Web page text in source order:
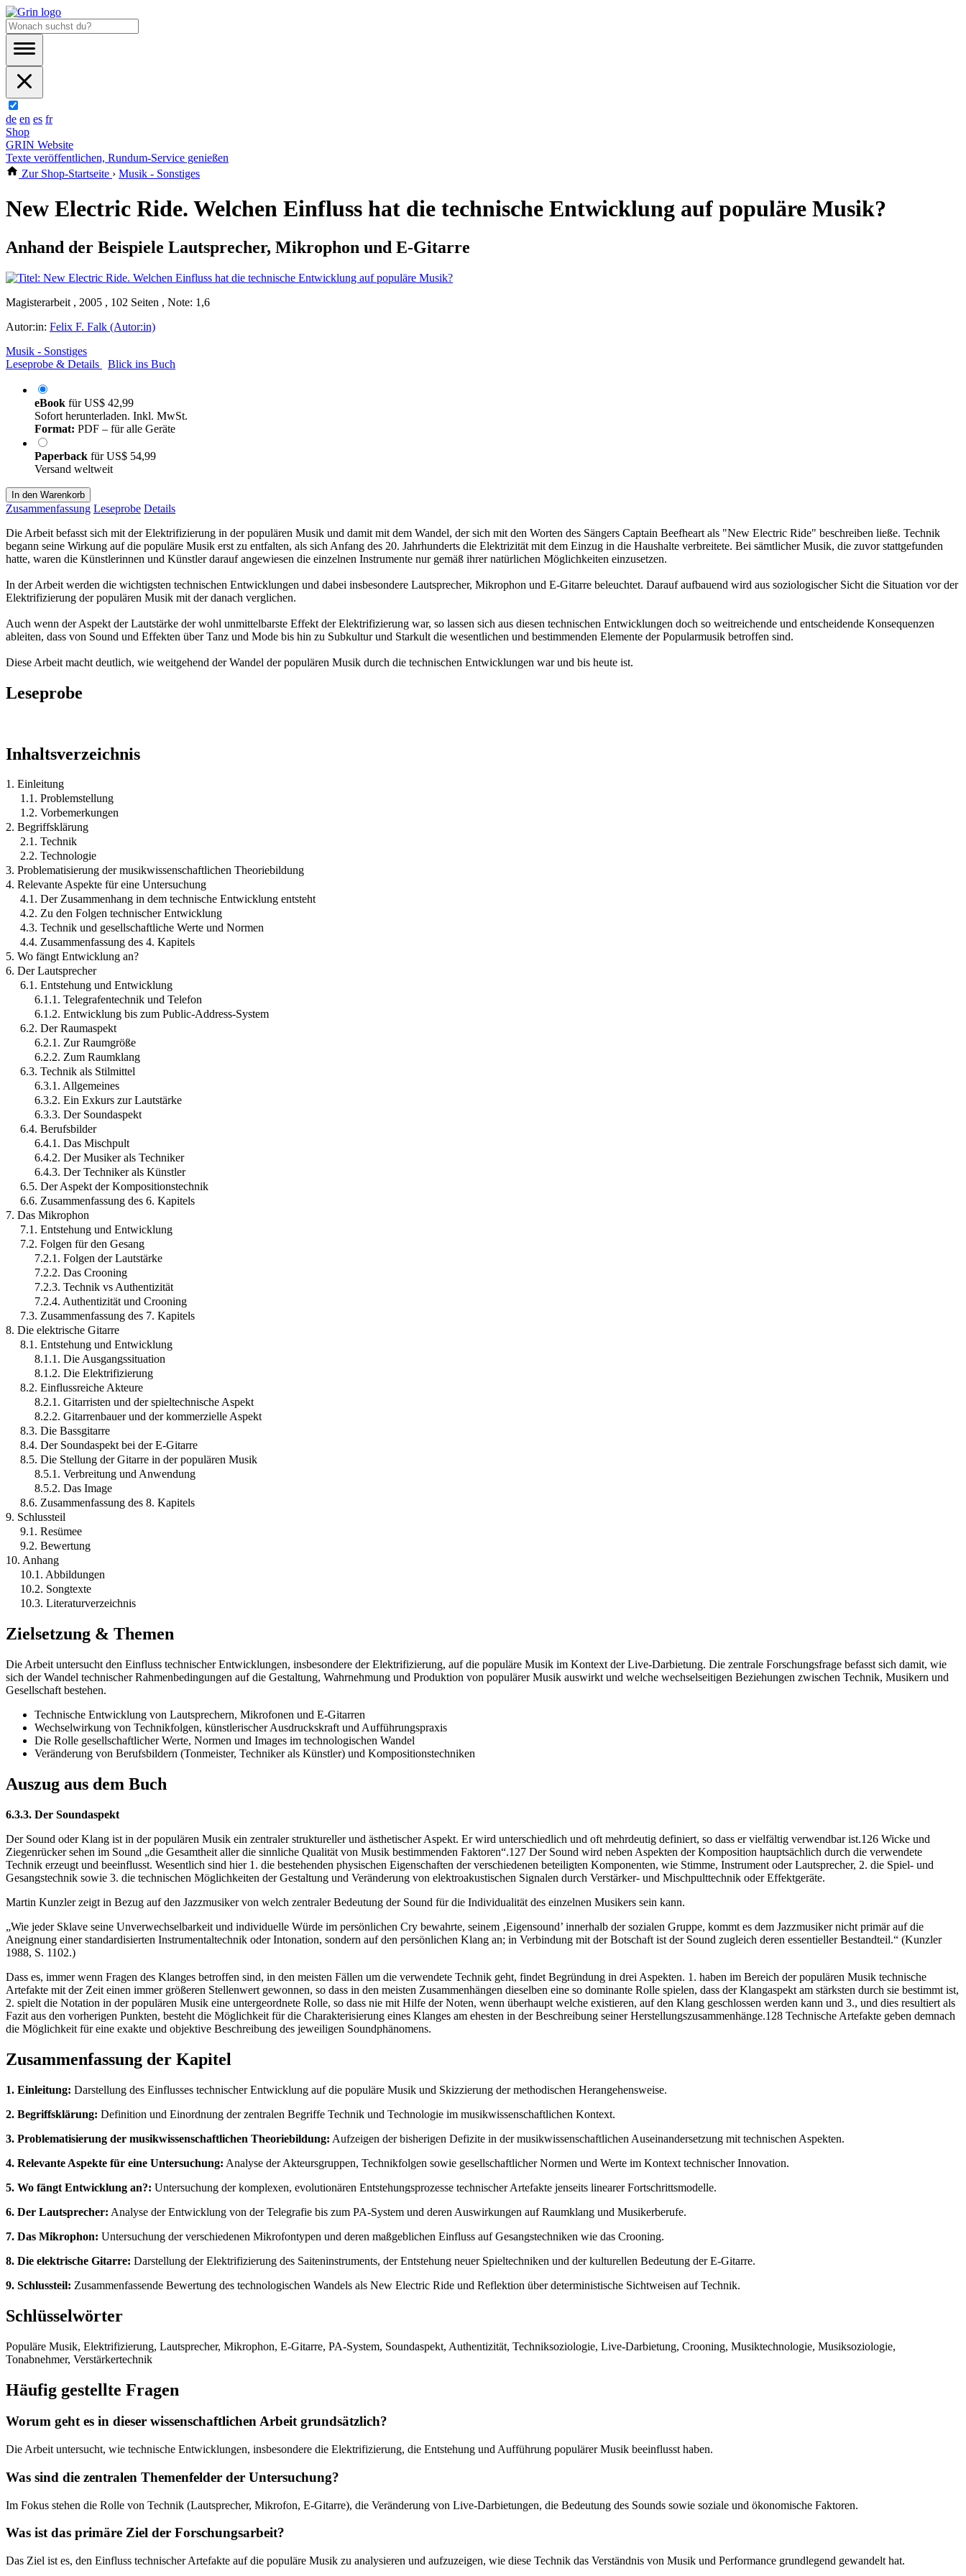
de en es fr
Shop
GRIN Website
Texte veröffentlichen, Rundum-Service genießen
Zur Shop-Startseite › Musik - Sonstiges
New Electric Ride. Welchen Einfluss hat die technische Entwicklung auf populäre Musik?
Anhand der Beispiele Lautsprecher, Mikrophon und E-Gitarre
Magisterarbeit , 2005 , 102 Seiten , Note: 1,6
Autor:in: Felix F. Falk (Autor:in)
Musik - Sonstiges
Leseprobe & Details
Blick ins Buch
eBook fürUS$ 42,99
Sofort herunterladen. Inkl. MwSt.
Format: PDF – für alle Geräte
Paperback fürUS$ 54,99
Versand weltweit
In den Warenkorb
Zusammenfassung Leseprobe Details
Die Arbeit befasst sich mit der Elektrifizierung in der populären Musik und damit mit dem Wandel, der sich mit den Worten des Sängers Captain Beefheart als "New Electric Ride" beschreiben ließe. Technik
begann seine Wirkung auf die populäre Musik erst zu entfalten, als sich Anfang des 20. Jahrhunderts die Elektrizität mit dem Einzug in die Haushalte verbreitete. Bei sämtlicher Musik, die zuvor stattgefunden
hatte, waren die Künstlerinnen und Künstler darauf angewiesen die einzelnen Instrumente nur gemäß ihrer natürlichen Möglichkeiten einzusetzen.
In der Arbeit werden die wichtigsten technischen Entwicklungen und dabei insbesondere Lautsprecher, Mikrophon und E-Gitarre beleuchtet. Darauf aufbauend wird aus soziologischer Sicht die Situation vor der
Elektrifizierung der populären Musik mit der danach verglichen.
Auch wenn der Aspekt der Lautstärke der wohl unmittelbarste Effekt der Elektrifizierung war, so lassen sich aus diesen technischen Entwicklungen doch so weitreichende und entscheidende Konsequenzen
ableiten, dass von Sound und Effekten über Tanz und Mode bis hin zu Subkultur und Starkult die wesentlichen und bestimmenden Elemente der Popularmusik betroffen sind.
Diese Arbeit macht deutlich, wie weitgehend der Wandel der populären Musik durch die technischen Entwicklungen war und bis heute ist.
Leseprobe
Inhaltsverzeichnis
1. Einleitung
1.1. Problemstellung
1.2. Vorbemerkungen
2. Begriffsklärung
2.1. Technik
2.2. Technologie
3. Problematisierung der musikwissenschaftlichen Theoriebildung
4. Relevante Aspekte für eine Untersuchung
4.1. Der Zusammenhang in dem technische Entwicklung entsteht
4.2. Zu den Folgen technischer Entwicklung
4.3. Technik und gesellschaftliche Werte und Normen
4.4. Zusammenfassung des 4. Kapitels
5. Wo fängt Entwicklung an?
6. Der Lautsprecher
6.1. Entstehung und Entwicklung
6.1.1. Telegrafentechnik und Telefon
6.1.2. Entwicklung bis zum Public-Address-System
6.2. Der Raumaspekt
6.2.1. Zur Raumgröße
6.2.2. Zum Raumklang
6.3. Technik als Stilmittel
6.3.1. Allgemeines
6.3.2. Ein Exkurs zur Lautstärke
6.3.3. Der Soundaspekt
6.4. Berufsbilder
6.4.1. Das Mischpult
6.4.2. Der Musiker als Techniker
6.4.3. Der Techniker als Künstler
6.5. Der Aspekt der Kompositionstechnik
6.6. Zusammenfassung des 6. Kapitels
7. Das Mikrophon
7.1. Entstehung und Entwicklung
7.2. Folgen für den Gesang
7.2.1. Folgen der Lautstärke
7.2.2. Das Crooning
7.2.3. Technik vs Authentizität
7.2.4. Authentizität und Crooning
7.3. Zusammenfassung des 7. Kapitels
8. Die elektrische Gitarre
8.1. Entstehung und Entwicklung
8.1.1. Die Ausgangssituation
8.1.2. Die Elektrifizierung
8.2. Einflussreiche Akteure
8.2.1. Gitarristen und der spieltechnische Aspekt
8.2.2. Gitarrenbauer und der kommerzielle Aspekt
8.3. Die Bassgitarre
8.4. Der Soundaspekt bei der E-Gitarre
8.5. Die Stellung der Gitarre in der populären Musik
8.5.1. Verbreitung und Anwendung
8.5.2. Das Image
8.6. Zusammenfassung des 8. Kapitels
9. Schlussteil
9.1. Resümee
9.2. Bewertung
10. Anhang
10.1. Abbildungen
10.2. Songtexte
10.3. Literaturverzeichnis
Zielsetzung & Themen
Die Arbeit untersucht den Einfluss technischer Entwicklungen, insbesondere der Elektrifizierung, auf die populäre Musik im Kontext der Live-Darbietung. Die zentrale Forschungsfrage befasst sich damit, wie
sich der Wandel technischer Rahmenbedingungen auf die Gestaltung, Wahrnehmung und Produktion von populärer Musik auswirkt und welche wechselseitigen Beziehungen zwischen Technik, Musikern und
Gesellschaft bestehen.
Technische Entwicklung von Lautsprechern, Mikrofonen und E-Gitarren
Wechselwirkung von Technikfolgen, künstlerischer Ausdruckskraft und Aufführungspraxis
Die Rolle gesellschaftlicher Werte, Normen und Images im technologischen Wandel
Veränderung von Berufsbildern (Tonmeister, Techniker als Künstler) und Kompositionstechniken
Auszug aus dem Buch
6.3.3. Der Soundaspekt
Der Sound oder Klang ist in der populären Musik ein zentraler struktureller und ästhetischer Aspekt. Er wird unterschiedlich und oft mehrdeutig definiert, so dass er vielfältig verwendbar ist.126 Wicke und
Ziegenrücker sehen im Sound „die Gesamtheit aller die sinnliche Qualität von Musik bestimmenden Faktoren“.127 Der Sound wird neben Aspekten der Komposition hauptsächlich durch die verwendete
Technik erzeugt und beeinflusst. Wesentlich sind hier 1. die bestehenden physischen Eigenschaften der verschiedenen beteiligten Komponenten, wie Stimme, Instrument oder Lautsprecher, 2. die Spiel- und
Gesangstechnik sowie 3. die technischen Möglichkeiten der Gestaltung und Veränderung von elektroakustischen Signalen durch Verstärker- und Mischpulttechnik oder Effektgeräte.
Martin Kunzler zeigt in Bezug auf den Jazzmusiker von welch zentraler Bedeutung der Sound für die Individualität des einzelnen Musikers sein kann.
„Wie jeder Sklave seine Unverwechselbarkeit und individuelle Würde im persönlichen Cry bewahrte, seinem ‚Eigensound’ innerhalb der sozialen Gruppe, kommt es dem Jazzmusiker nicht primär auf die
Aneignung einer standardisierten Instrumentaltechnik oder Intonation, sondern auf den persönlichen Klang an; in Verbindung mit der Botschaft ist der Sound zugleich deren essentieller Bestandteil.“ (Kunzler
1988, S. 1102.)
Dass es, immer wenn Fragen des Klanges betroffen sind, in den meisten Fällen um die verwendete Technik geht, findet Begründung in drei Aspekten. 1. haben im Bereich der populären Musik technische
Artefakte mit der Zeit einen immer größeren Stellenwert gewonnen, so dass in den meisten Zusammenhängen dieselben eine so dominante Rolle spielen, dass der Klangaspekt am stärksten durch sie bestimmt ist,
2. spielt die Notation in der populären Musik eine untergeordnete Rolle, so dass nie mit Hilfe der Noten, wenn überhaupt welche existieren, auf den Klang geschlossen werden kann und 3., und dies resultiert als
Fazit aus den vorherigen Punkten, besteht die Möglichkeit für die Charakterisierung eines Klanges am ehesten in der Beschreibung seiner Herstellungszusammenhänge.128 Technische Artefakte geben demnach
die Möglichkeit für eine exakte und objektive Beschreibung des jeweiligen Soundphänomens.
Zusammenfassung der Kapitel
1. Einleitung: Darstellung des Einflusses technischer Entwicklung auf die populäre Musik und Skizzierung der methodischen Herangehensweise.
2. Begriffsklärung: Definition und Einordnung der zentralen Begriffe Technik und Technologie im musikwissenschaftlichen Kontext.
3. Problematisierung der musikwissenschaftlichen Theoriebildung: Aufzeigen der bisherigen Defizite in der musikwissenschaftlichen Auseinandersetzung mit technischen Aspekten.
4. Relevante Aspekte für eine Untersuchung: Analyse der Akteursgruppen, Technikfolgen sowie gesellschaftlicher Normen und Werte im Kontext technischer Innovation.
5. Wo fängt Entwicklung an?: Untersuchung der komplexen, evolutionären Entstehungsprozesse technischer Artefakte jenseits linearer Fortschrittsmodelle.
6. Der Lautsprecher: Analyse der Entwicklung von der Telegrafie bis zum PA-System und deren Auswirkungen auf Raumklang und Musikerberufe.
7. Das Mikrophon: Untersuchung der verschiedenen Mikrofontypen und deren maßgeblichen Einfluss auf Gesangstechniken wie das Crooning.
8. Die elektrische Gitarre: Darstellung der Elektrifizierung des Saiteninstruments, der Entstehung neuer Spieltechniken und der kulturellen Bedeutung der E-Gitarre.
9. Schlussteil: Zusammenfassende Bewertung des technologischen Wandels als New Electric Ride und Reflektion über deterministische Sichtweisen auf Technik.
Schlüsselwörter
Populäre Musik, Elektrifizierung, Lautsprecher, Mikrophon, E-Gitarre, PA-System, Soundaspekt, Authentizität, Techniksoziologie, Live-Darbietung, Crooning, Musiktechnologie, Musiksoziologie,
Tonabnehmer, Verstärkertechnik
Häufig gestellte Fragen
Worum geht es in dieser wissenschaftlichen Arbeit grundsätzlich?
Die Arbeit untersucht, wie technische Entwicklungen, insbesondere die Elektrifizierung, die Entstehung und Aufführung populärer Musik beeinflusst haben.
Was sind die zentralen Themenfelder der Untersuchung?
Im Fokus stehen die Rolle von Technik (Lautsprecher, Mikrofon, E-Gitarre), die Veränderung von Live-Darbietungen, die Bedeutung des Sounds sowie soziale und ökonomische Faktoren.
Was ist das primäre Ziel der Forschungsarbeit?
Das Ziel ist es, den Einfluss technischer Artefakte auf die populäre Musik zu analysieren und aufzuzeigen, wie diese Technik das Verständnis von Musik und Performance grundlegend gewandelt hat.